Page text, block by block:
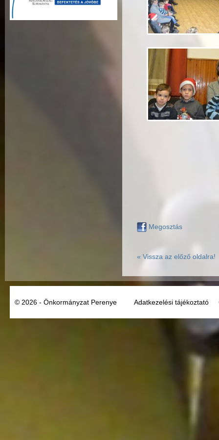
Megosztás
« Vissza az előző oldalra!
© 2026 - Önkormányzat Perenye Adatkezelési tájékoztató